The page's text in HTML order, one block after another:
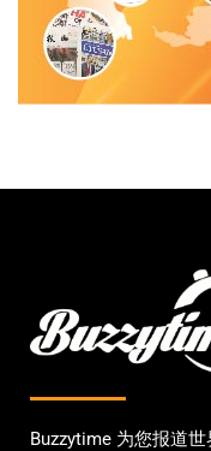
Buzzytime 为您报道